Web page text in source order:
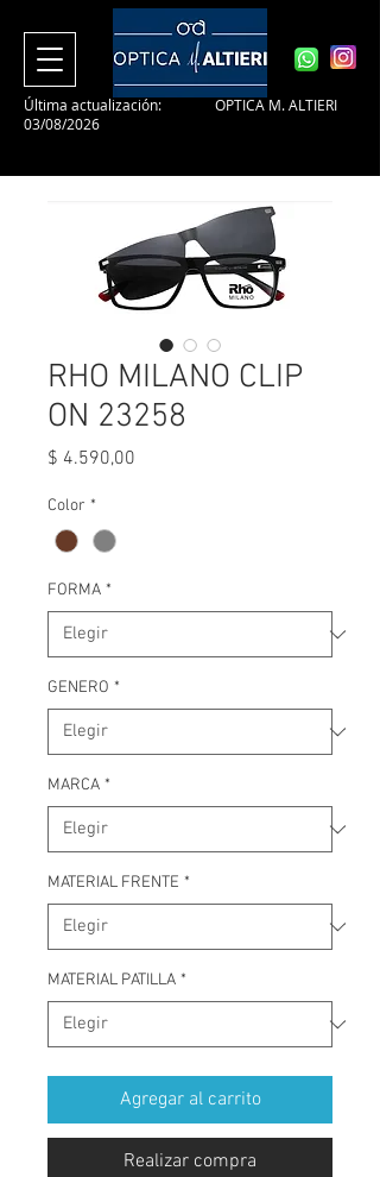
Última actualización:
03/08/2026
OPTICA M. ALTIERI
RHO MILANO CLIP
ON 23258
$ 4.590,00
Color *
FORMA *
GENERO *
MARCA *
MATERIAL FRENTE *
MATERIAL PATILLA *
Agregar al carrito
Realizar compra